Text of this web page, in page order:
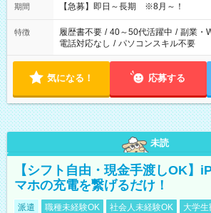
期間 【急募】即日～長期 ※8月～！
特徴 履歴書不要 / 40～50代活躍中 / 副業・
電話対応なし / パソコンスキル不要
気になる！ 応募する
未読
【シフト自由・現金手渡しOK】
マホの充電を繋げるだけ！
派遣 職種未経験OK 社会人未経験OK 大学生